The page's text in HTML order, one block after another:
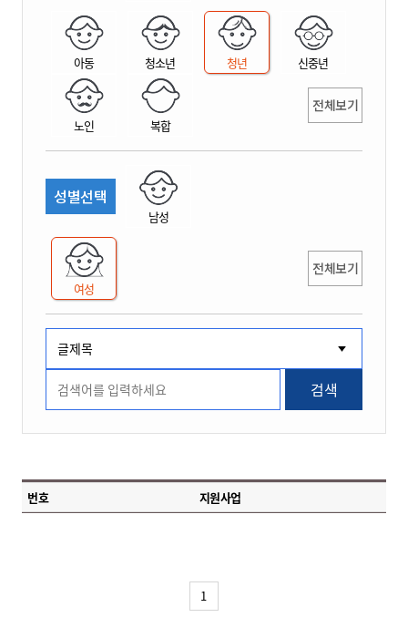
아동 청소년 청년 신중년
노인 복합
전체보기
성별선택
남성
여성
전체보기
검색
번호 지원사업
1